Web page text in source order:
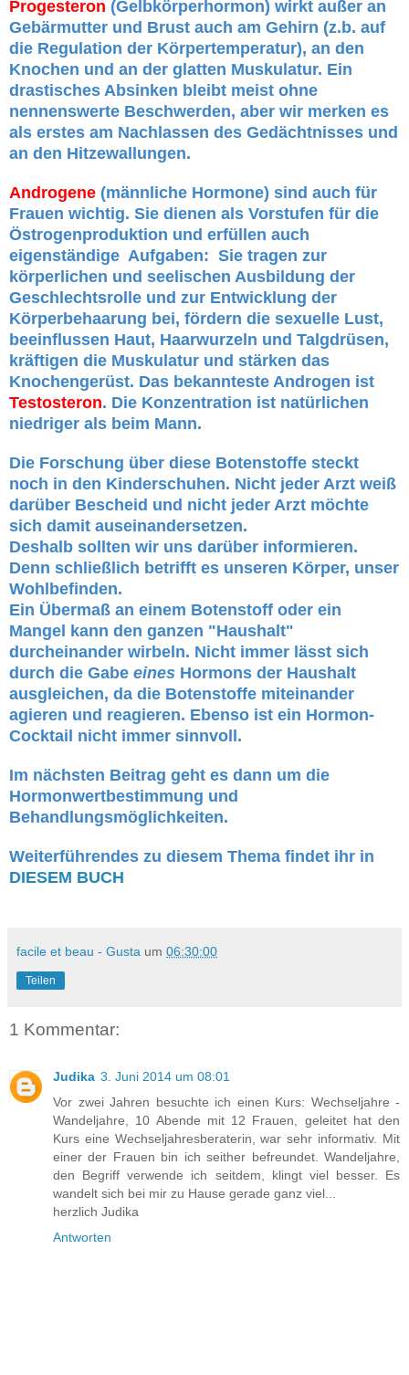
Progesteron (Gelbkörperhormon) wirkt außer an
Gebärmutter und Brust auch am Gehirn (z.b. auf
die Regulation der Körpertemperatur), an den
Knochen und an der glatten Muskulatur. Ein
drastisches Absinken bleibt meist ohne
nennenswerte Beschwerden, aber wir merken es
als erstes am Nachlassen des Gedächtnisses und
an den Hitzewallungen.
Androgene (männliche Hormone) sind auch für
Frauen wichtig. Sie dienen als Vorstufen für die
Östrogenproduktion und erfüllen auch
eigenständige Aufgaben: Sie tragen zur
körperlichen und seelischen Ausbildung der
Geschlechtsrolle und zur Entwicklung der
Körperbehaarung bei, fördern die sexuelle Lust,
beeinflussen Haut, Haarwurzeln und Talgdrüsen,
kräftigen die Muskulatur und stärken das
Knochengerüst. Das bekannteste Androgen ist
Testosteron. Die Konzentration ist natürlichen
niedriger als beim Mann.
Die Forschung über diese Botenstoffe steckt
noch in den Kinderschuhen. Nicht jeder Arzt weiß
darüber Bescheid und nicht jeder Arzt möchte
sich damit auseinandersetzen.
Deshalb sollten wir uns darüber informieren.
Denn schließlich betrifft es unseren Körper, unser
Wohlbefinden.
Ein Übermaß an einem Botenstoff oder ein
Mangel kann den ganzen "Haushalt"
durcheinander wirbeln. Nicht immer lässt sich
durch die Gabe eines Hormons der Haushalt
ausgleichen, da die Botenstoffe miteinander
agieren und reagieren. Ebenso ist ein Hormon-
Cocktail nicht immer sinnvoll.
Im nächsten Beitrag geht es dann um die
Hormonwertbestimmung und
Behandlungsmöglichkeiten.
Weiterführendes zu diesem Thema findet ihr in
DIESEM BUCH
facile et beau - Gusta um 06:30:00
Teilen
1 Kommentar:
Judika 3. Juni 2014 um 08:01
Vor zwei Jahren besuchte ich einen Kurs: Wechseljahre -
Wandeljahre, 10 Abende mit 12 Frauen, geleitet hat den
Kurs eine Wechseljahresberaterin, war sehr informativ. Mit
einer der Frauen bin ich seither befreundet. Wandeljahre,
den Begriff verwende ich seitdem, klingt viel besser. Es
wandelt sich bei mir zu Hause gerade ganz viel...
herzlich Judika
Antworten